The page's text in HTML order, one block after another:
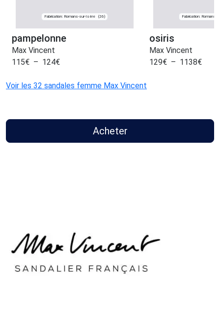
Fabrication: Romans-sur-Isère (26)
pampelonne
Max Vincent
115€ – 124€
Fabrication: Romans-
osiris
Max Vincent
129€ – 1138€
Voir les 32 sandales femme Max Vincent
Acheter